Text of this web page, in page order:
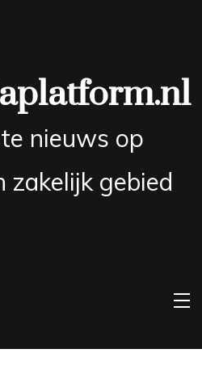
nieuws op
zakelijk gebied